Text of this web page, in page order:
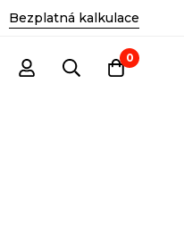
Bezplatná kalkulace
0